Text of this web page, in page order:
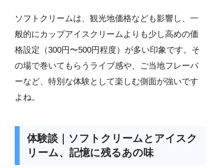
ソフトクリームは、観光地価格なども影響し、一
般的にカップアイスクリームよりも少し高めの価
格設定（300円〜500円程度）が多い印象です。そ
の場で巻いてもらうライブ感や、ご当地フレーバ
ーなど、特別な体験として楽しむ側面が強いです
よね。
体験談｜ソフトクリームとアイスク
リーム、記憶に残るあの味